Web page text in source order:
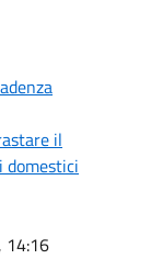
il
domestici
14:16